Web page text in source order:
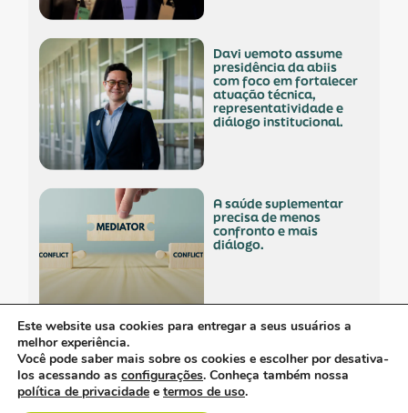
davi uemoto assume
presidência da abiis
com foco em fortalecer
atuação técnica,
representatividade e
diálogo institucional.
a saúde suplementar
precisa de menos
confronto e mais
diálogo.
empresa polonesa
visita o brasil com
interesse no mercado
nacional.
Este website usa cookies para entregar a seus usuários a
melhor experiência.
Você pode saber mais sobre os cookies e escolher por desativa-
los acessando as configurações. Conheça também nossa
política de privacidade e termos de uso.